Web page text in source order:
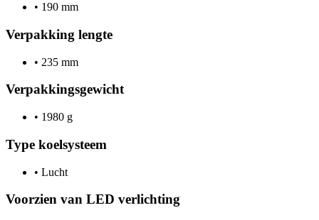
• 190 mm
Verpakking lengte
• 235 mm
Verpakkingsgewicht
• 1980 g
Type koelsysteem
• Lucht
Voorzien van LED verlichting